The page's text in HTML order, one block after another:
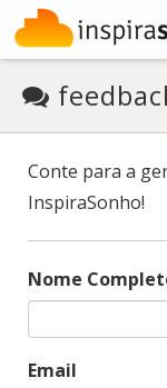
Conte para a
InspiraSonho!
Nome
Email